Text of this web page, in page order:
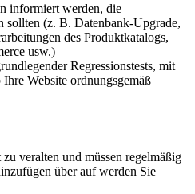
informiert werden, die
sollten (z. B. Datenbank-Upgrade,
des Produktkatalogs,
usw.)
Regressionstests, mit
Website ordnungsgemäß
veralten und müssen regelmäßig
über auf werden Sie